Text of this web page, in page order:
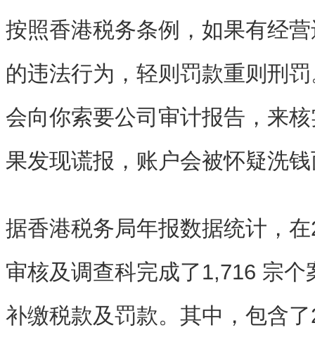
按照香港税务条例，如果有经
的违法行为，轻则罚款重则刑
会向你索要公司审计报告，来
果发现谎报，账户会被怀疑洗
据香港税务局年报数据统计，
审核及调查科完成了1,716 宗
补缴税款及罚款。其中，包含